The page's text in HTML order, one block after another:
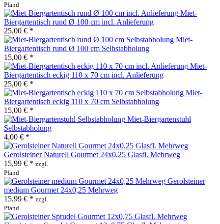
Pfand
Miet-
Biergartentisch rund Ø 100 cm incl. Anlieferung
25,00 € *
Miet-
Biergartentisch rund Ø 100 cm Selbstabholung
15,00 € *
Miet-
Biergartentisch eckig 110 x 70 cm incl. Anlieferung
25,00 € *
Miet-
Biergartentisch eckig 110 x 70 cm Selbstabholung
15,00 € *
Miet-Biergartenstuhl
Selbstabholung
4,00 € *
Gerolsteiner Naturell Gourmet 24x0,25 Glasfl. Mehrweg
15,99 € * zzgl.
Pfand
Gerolsteiner
medium Gourmet 24x0,25 Mehrweg
15,99 € * zzgl.
Pfand